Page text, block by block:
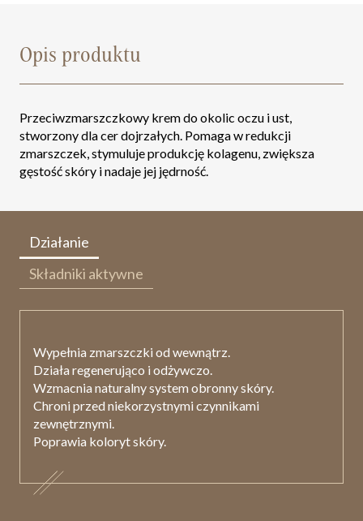
Opis produktu
Przeciwzmarszczkowy krem do okolic oczu i ust,
stworzony dla cer dojrzałych. Pomaga w redukcji
zmarszczek, stymuluje produkcję kolagenu, zwiększa
gęstość skóry i nadaje jej jędrność.
Działanie
Składniki aktywne
Wypełnia zmarszczki od wewnątrz.
Działa regenerująco i odżywczo.
Wzmacnia naturalny system obronny skóry.
Chroni przed niekorzystnymi czynnikami
zewnętrznymi.
Poprawia koloryt skóry.